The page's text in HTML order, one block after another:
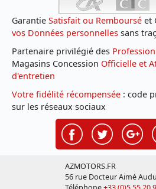
Garantie Satisfait ou Remboursé et
vos Données personnelles sans
Partenaire privilégié des
Magasins Concession Officielle et
d'entretien
Votre fidélité récompensée : code
sur les réseaux sociaux
AZMOTORS.FR
56 rue Docteur Aimé